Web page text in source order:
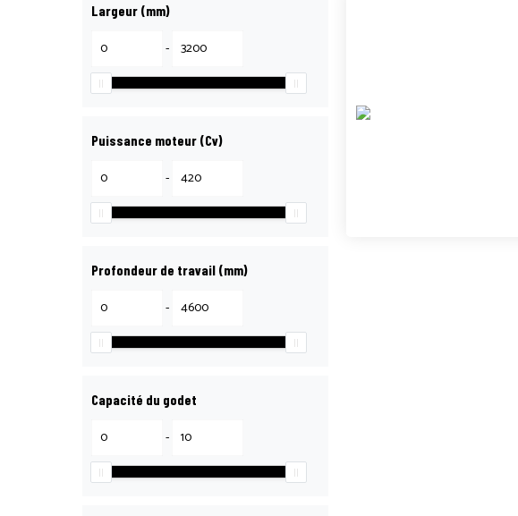
Largeur (mm)
-
Puissance moteur (Cv)
-
Profondeur de travail (mm)
-
Capacité du godet
-